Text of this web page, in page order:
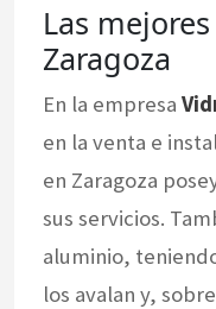
Las
Zaragoza
En la empresa
en la venta e
en Zaragoza
sus servicios.
aluminio,
los avalan y,